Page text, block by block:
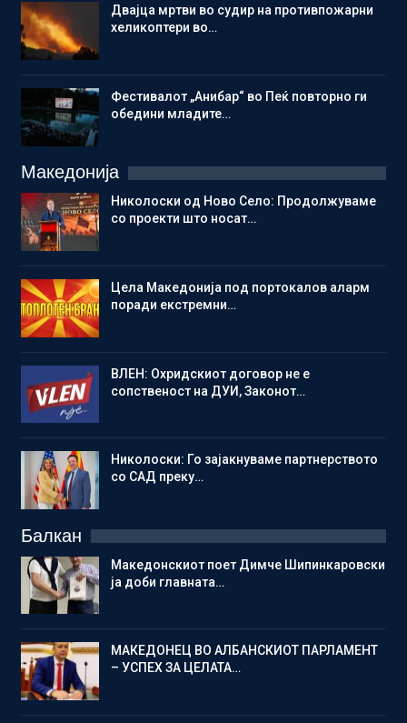
Двајца мртви во судир на противпожарни
хеликоптери во…
Фестивалот „Анибар“ во Пеќ повторно ги
обедини младите…
Македонија
Николоски од Ново Село: Продолжуваме
со проекти што носат…
Цела Македонија под портокалов аларм
поради екстремни…
ВЛЕН: Охридскиот договор не е
сопственост на ДУИ, Законот…
Николоски: Го зајакнуваме партнерството
со САД преку…
Балкан
Македонскиот поет Димче Шипинкаровски
ја доби главната…
МАКЕДОНЕЦ ВО АЛБАНСКИОТ ПАРЛАМЕНТ
– УСПЕХ ЗА ЦЕЛАТА…